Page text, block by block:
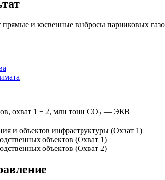
и косвенные выбросы парниковых
охват 1 + 2, млн тонн СО2 — ЭКВ
и объектов инфраструктуры (Охват 1)
объектов (Охват 1)
объектов (Охват 2)